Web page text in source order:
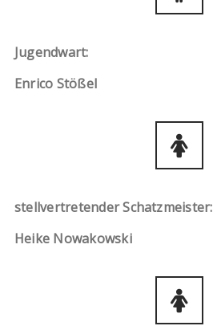
Jugendwart:
Enrico Stößel
stellvertretender Schatzmeister:
Heike Nowakowski